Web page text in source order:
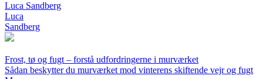
Luca Sandberg
Luca
Sandberg
Frost, tø og fugt – forstå udfordringerne i murværket
Sådan beskytter du murværket mod vinterens skiftende vejr og fugt